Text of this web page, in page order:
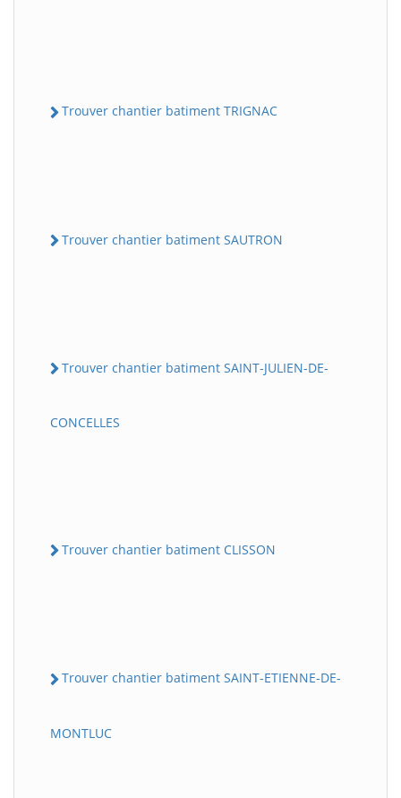
Trouver chantier batiment TRIGNAC
Trouver chantier batiment SAUTRON
Trouver chantier batiment SAINT-JULIEN-DE-
CONCELLES
Trouver chantier batiment CLISSON
Trouver chantier batiment SAINT-ETIENNE-DE-
MONTLUC